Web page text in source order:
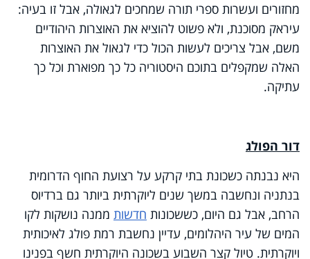
מחזורים ועשרות ספרי תורה שמחכים לגאולה, אבל זו בעיה:
עיראק מסוכנת, ולא פשוט להוציא את האוצרות היהודיים
משם, אבל צריכים לעשות הכול כדי לגאול את האוצרות
האלה שמקפלים בתוכם היסטוריה כל כך מפוארת וכל כך
עתיקה.
דור הפולג
היא נבנתה כשכונת בתי קרקע על רצועת החוף הדרומית
בנתניה ונחשבה במשך שנים ליוקרתית ביותר גם ברדיוס
הרחב, אבל גם היום, כששכונות חדשות ממנה נושקות לקו
המים של עיר היהלומים, עדיין נחשבת רמת פולג לאיכותית
ויוקרתית. טיול קצר השבוע בשכונה היוקרתית חשף בפנינו